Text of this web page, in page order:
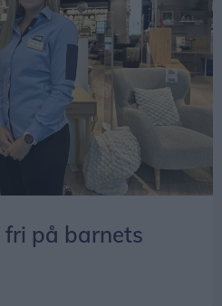
på barnets